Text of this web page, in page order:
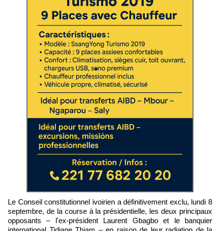
Le Conseil constitutionnel ivoirien a définitivement exclu, lundi 8
septembre, de la course à la présidentielle, les deux principaux
opposants – l'ex-président Laurent Gbagbo et le banquier